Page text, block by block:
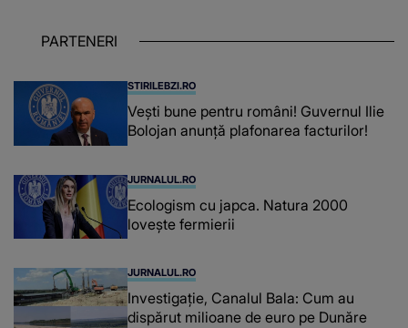
PARTENERI
STIRILEBZI.RO
Vești bune pentru români! Guvernul Ilie
Bolojan anunță plafonarea facturilor!
JURNALUL.RO
Ecologism cu japca. Natura 2000
lovește fermierii
JURNALUL.RO
Investigație, Canalul Bala: Cum au
dispărut milioane de euro pe Dunăre